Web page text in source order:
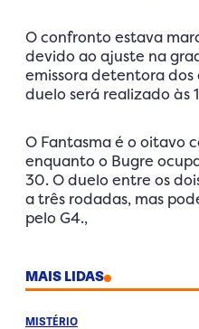
O confronto estava
devido ao ajuste na
emissora detentora dos
duelo será realizado às
O Fantasma é o oitavo
enquanto o Bugre
30. O duelo entre os
a três rodadas, mas
pelo G4.,
MAIS LIDAS
MISTÉRIO